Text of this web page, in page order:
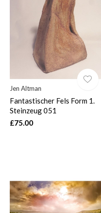
Jen Altman
Fantastischer Fels Form 1.
Steinzeug 051
£75.00